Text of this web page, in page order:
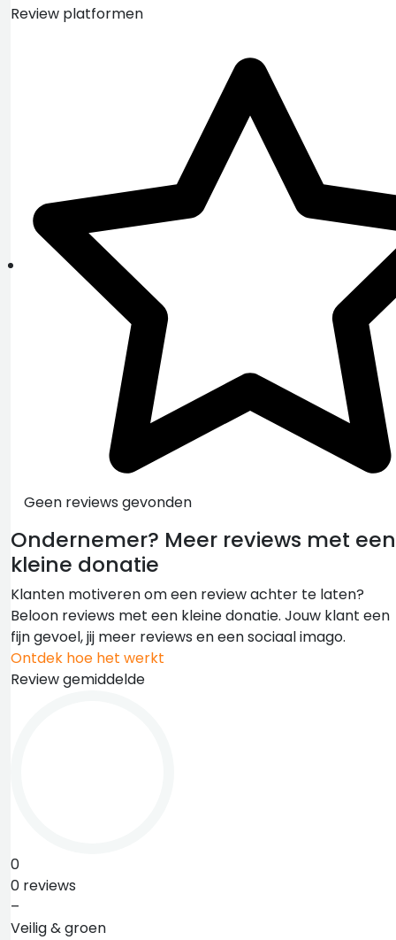
Review platformen
Geen reviews gevonden
Ondernemer? Meer reviews met een
kleine donatie
Klanten motiveren om een review achter te laten?
Beloon reviews met een kleine donatie. Jouw klant een
fijn gevoel, jij meer reviews en een sociaal imago.
Ontdek hoe het werkt
Review gemiddelde
0
0 reviews
–
Veilig & groen